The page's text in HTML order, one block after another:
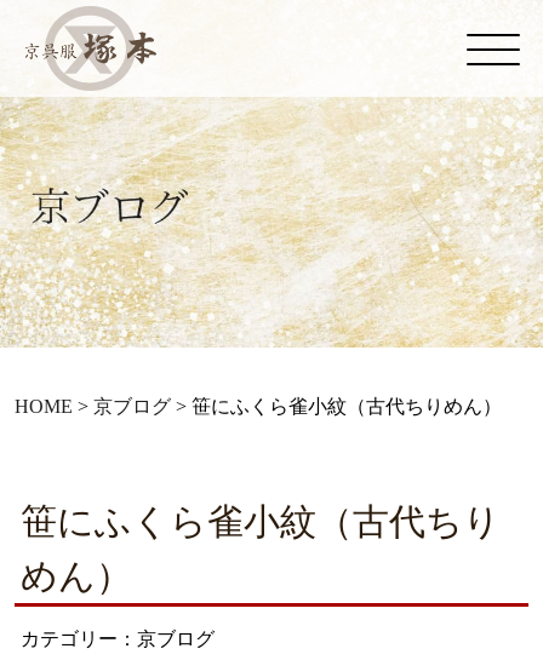
HOME > 京ブログ> 笹にふくら雀小紋（古代ちりめん）
笹にふくら雀小紋（古代ちり
めん）
カテゴリー：京ブログ